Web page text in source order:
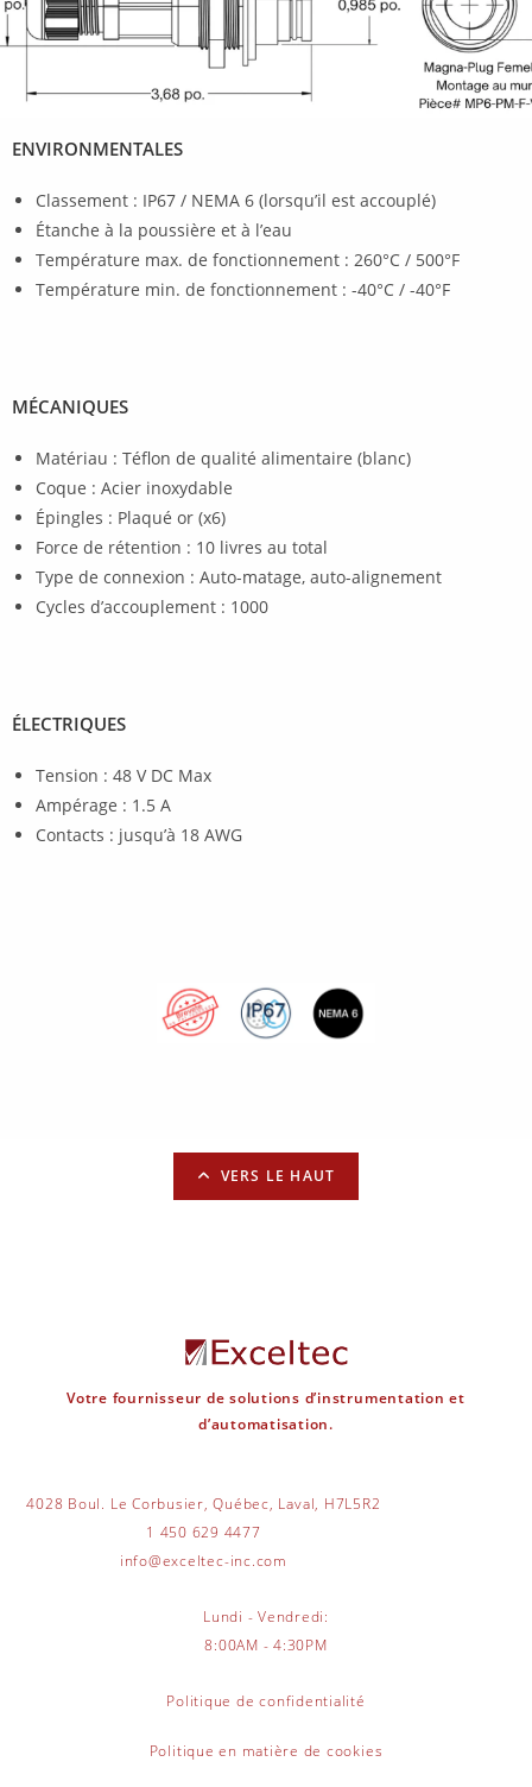
ENVIRONMENTALES
Classement : IP67 / NEMA 6 (lorsqu’il est accouplé)
Étanche à la poussière et à l’eau
Température max. de fonctionnement : 260°C / 500°F
Température min. de fonctionnement : -40°C / -40°F
MÉCANIQUES
Matériau : Téflon de qualité alimentaire (blanc)
Coque : Acier inoxydable
Épingles : Plaqué or (x6)
Force de rétention : 10 livres au total
Type de connexion : Auto-matage, auto-alignement
Cycles d’accouplement : 1000
ÉLECTRIQUES
Tension : 48 V DC Max
Ampérage : 1.5 A
Contacts : jusqu’à 18 AWG
VERS LE HAUT
Votre fournisseur de solutions d’instrumentation et
d’automatisation.
4028 Boul. Le Corbusier, Québec, Laval, H7L5R2
1 450 629 4477
info@exceltec-inc.com
Lundi - Vendredi:
8:00AM - 4:30PM
Politique de confidentialité
Politique en matière de cookies